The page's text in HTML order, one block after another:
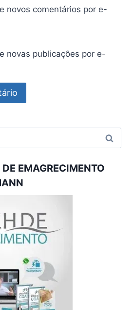
novos comentários por e-
novas publicações por e-
EMAGRECIMENTO